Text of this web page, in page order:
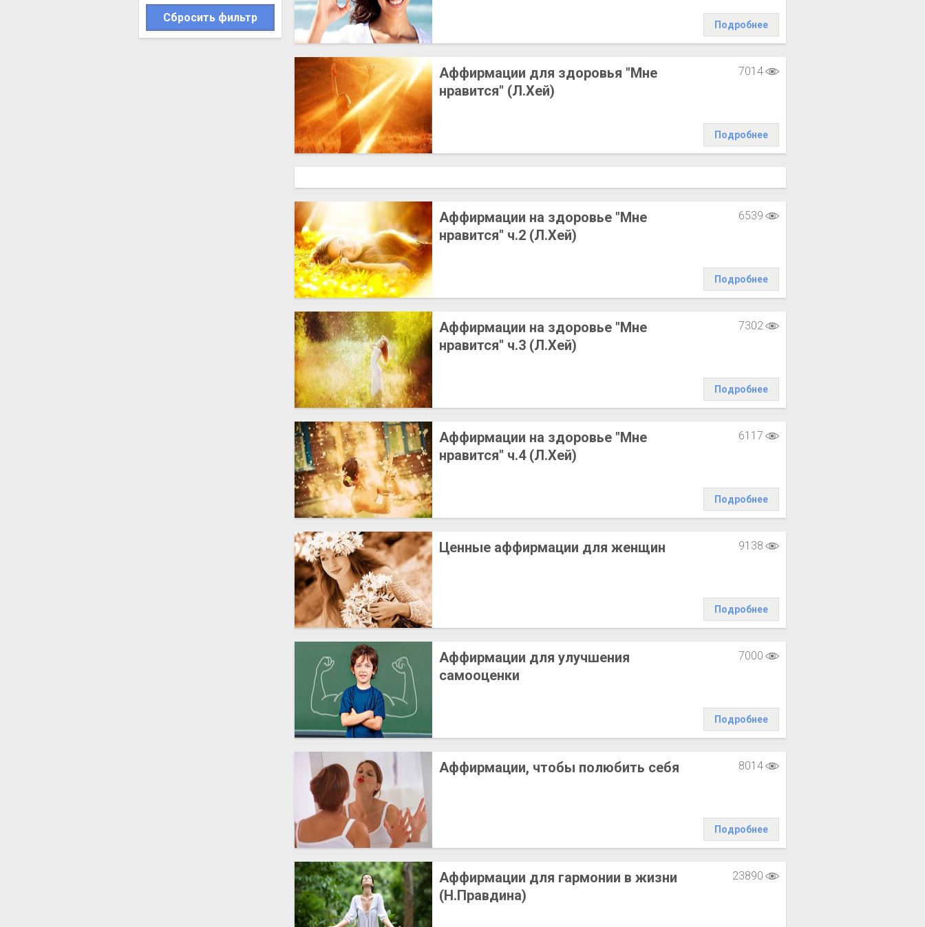
Сбросить фильтр
Подробнее
Аффирмации для здоровья "Мне
нравится" (Л.Хей)
7014
Подробнее
Аффирмации на здоровье "Мне
нравится" ч.2 (Л.Хей)
6539
Подробнее
Аффирмации на здоровье "Мне
нравится" ч.3 (Л.Хей)
7302
Подробнее
Аффирмации на здоровье "Мне
нравится" ч.4 (Л.Хей)
6117
Подробнее
Ценные аффирмации для женщин 9138
Подробнее
Аффирмации для улучшения
самооценки
7000
Подробнее
Аффирмации, чтобы полюбить себя 8014
Подробнее
Аффирмации для гармонии в жизни
(Н.Правдина)
23890